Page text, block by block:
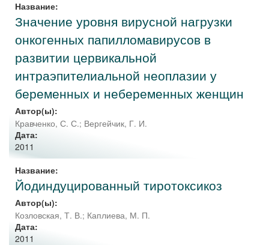
Название:
Значение уровня вирусной нагрузки
онкогенных папилломавирусов в
развитии цервикальной
интраэпителиальной неоплазии у
беременных и небеременных женщин
Автор(ы):
Кравченко, С. С.; Вергейчик, Г. И.
Дата:
2011
Название:
Йодиндуцированный тиротоксикоз
Автор(ы):
Козловская, Т. В.; Каплиева, М. П.
Дата:
2011